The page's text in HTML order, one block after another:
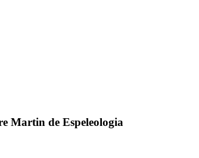
Martin de Espeleologia